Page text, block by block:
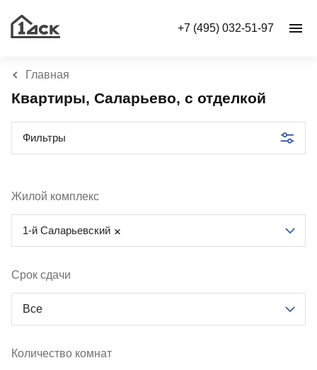
+7 (495) 032-51-97
Главная
Квартиры, Саларьево, с отделкой
Фильтры
Жилой комплекс
1-й Саларьевский
Срок сдачи
Все
Количество комнат